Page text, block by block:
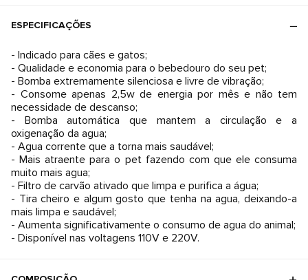
ESPECIFICAÇÕES
- Indicado para cães e gatos;
- Qualidade e economia para o bebedouro do seu pet;
- Bomba extremamente silenciosa e livre de vibração;
- Consome apenas 2,5w de energia por mês e não tem
necessidade de descanso;
- Bomba automática que mantem a circulação e a
oxigenação da agua;
- Agua corrente que a torna mais saudável;
- Mais atraente para o pet fazendo com que ele consuma
muito mais agua;
- Filtro de carvão ativado que limpa e purifica a água;
- Tira cheiro e algum gosto que tenha na agua, deixando-a
mais limpa e saudável;
- Aumenta significativamente o consumo de agua do animal;
- Disponível nas voltagens 110V e 220V.